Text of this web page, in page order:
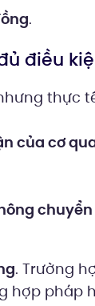
.
điều
thực
của cơ
. Trường
hợp pháp